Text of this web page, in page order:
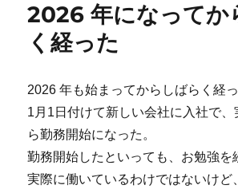
2026 年になってか
く経った
2026 年も始まってからしばらく経っ
1月1日付けて新しい会社に入社で
ら勤務開始になった。
勤務開始したといっても、お勉強を
実際に働いているわけではないけど